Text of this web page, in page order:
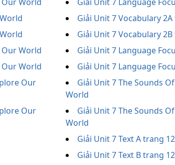
Our World
Our World
Our
Our
Giải Unit 7 Vocabulary
Giải Unit 7 Vocabulary
Giải Unit 7 Language
Giải Unit 7 Language
Giải Unit 7 The Sounds
World
Giải Unit 7 The Sounds
World
Giải Unit 7 Text A trang
Giải Unit 7 Text B trang